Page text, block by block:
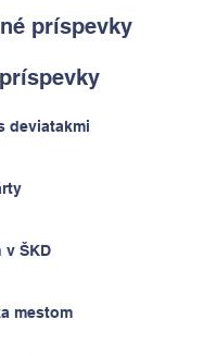
príspevky
deviatakmi
v ŠKD
mestom